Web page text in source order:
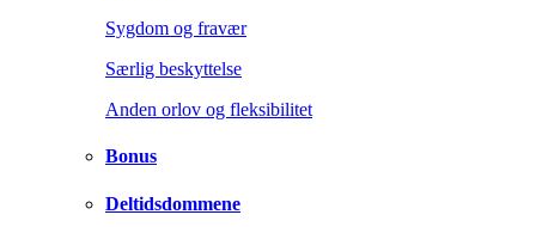
Sygdom og fravær
Særlig beskyttelse
Anden orlov og fleksibilitet
Bonus
Deltidsdommene